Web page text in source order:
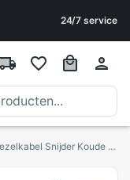
24/7 service
Metalen Fiber Cleaver FC-6S Glasvezelkabel Snijder Koude Aluminium Fiber Mes Snijden Gebruikt In Fttx Ftth FC-6S Fiber Cleaver tool